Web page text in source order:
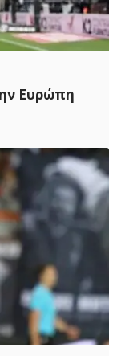
Ευρώπη